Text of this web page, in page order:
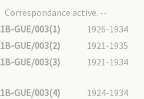
Correspondance active. --
1B-GUE/003(1)
1926-1934
1B-GUE/003(2)
1921-1935
1B-GUE/003(3)
1921-1934
1B-GUE/003(4)
1924-1934